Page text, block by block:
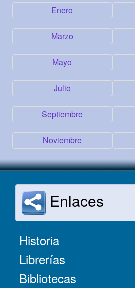
Enero
Marzo
Mayo
Julio
Septiembre
Noviembre
Enlaces
Historia
Librerías
Bibliotecas